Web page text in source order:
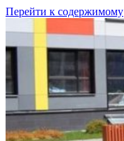
Перейти к содержимому